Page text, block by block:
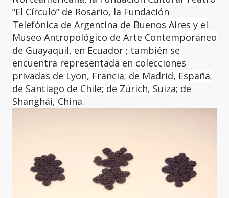
“El Círculo” de Rosario, la Fundación
Telefónica de Argentina de Buenos Aires y el
Museo Antropológico de Arte Contemporáneo
de Guayaquil, en Ecuador ; también se
encuentra representada en colecciones
privadas de Lyon, Francia; de Madrid, España;
de Santiago de Chile; de Zúrich, Suiza; de
Shanghái, China.